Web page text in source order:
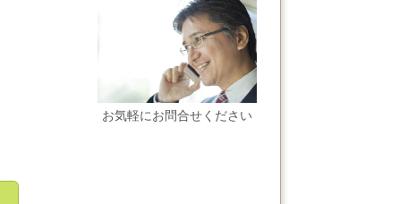
お気軽にお問合せください